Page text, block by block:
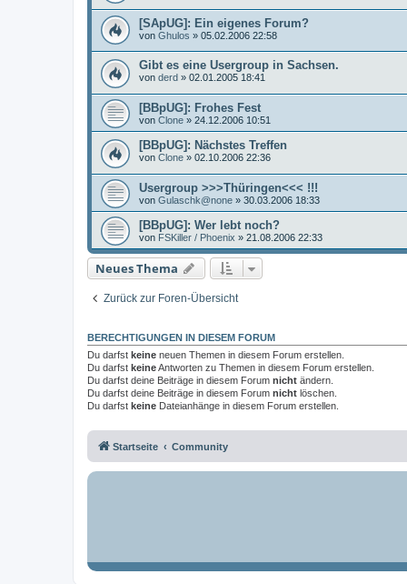
[SApUG]: Ein eigenes Forum?
von Ghulos » 05.02.2006 22:58
Gibt es eine Usergroup in Sachsen.
von derd » 02.01.2005 18:41
[BBpUG]: Frohes Fest
von Clone » 24.12.2006 10:51
[BBpUG]: Nächstes Treffen
von Clone » 02.10.2006 22:36
Usergroup >>>Thüringen<<< !!!
von Gulaschk@none » 30.03.2006 18:33
[BBpUG]: Wer lebt noch?
von FSKiller / Phoenix » 21.08.2006 22:33
Neues Thema
Zurück zur Foren-Übersicht
BERECHTIGUNGEN IN DIESEM FORUM
Du darfst keine neuen Themen in diesem Forum erstellen.
Du darfst keineAntworten zu Themen in diesem Forum erstellen.
Du darfst deine Beiträge in diesem Forum nicht ändern.
Du darfst deine Beiträge in diesem Forum nicht löschen.
Du darfst keine Dateianhänge in diesem Forum erstellen.
Startseite Community